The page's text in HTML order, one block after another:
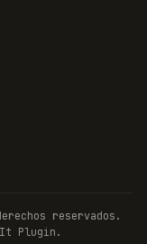
reservados.
Plugin.